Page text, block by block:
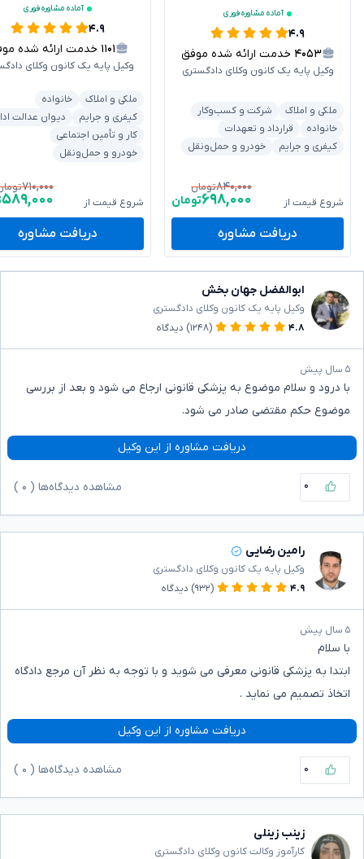
آماده مشاوره فوری
۴.۹
۴۰۵۳ خدمت ارائه شده موفق
وکیل پایه یک کانون وکلای دادگستری
ملکی و املاک
شرکت و کسب‌وکار
خانواده
قرارداد و تعهدات
کیفری و جرایم
خودرو و حمل‌ونقل
شروع قیمت از
۸۴۰,۰۰۰تومان
۶۹۸,۰۰۰تومان
دریافت مشاوره
آماده مشاوره فوری
۴.۹
۱۱۰۱ خدمت ارائه شده موفق
وکیل پایه یک کانون وکلای
ملکی و املاک
خانواده
کیفری و جرایم
دیوان عدالت
کار و تأمین اجتماعی
خودرو و حمل‌ونقل
شروع قیمت از
۷۱۰,۰۰۰
۵۸۹,۰۰۰
دریافت مشاوره
ابوالفضل جهان بخش
وکیل پایه یک کانون وکلای دادگستری
۴.۸
(۱۲۴۸) دیدگاه
۵ سال پیش
با درود و سلام موضوع به پزشکی قانونی ارجاع می شود و بعد از بررسی
موضوع حکم مقتضی صادر می شود.
دریافت مشاوره از این وکیل
۰ مشاهده دیدگاه‌ها ( ۰
رامین رضایی
وکیل پایه یک کانون وکلای دادگستری
۴.۹
(۹۳۲) دیدگاه
۵ سال پیش
با سلام
ابتدا به پزشکی قانونی معرفی می شوید و با توجه به نظر آن مرجع دادگاه
اتخاذ تصمیم می نماید .
دریافت مشاوره از این وکیل
۰ مشاهده دیدگاه‌ها ( ۰
زینب زینلی
کارآموز وکالت کانون وکلای دادگستری